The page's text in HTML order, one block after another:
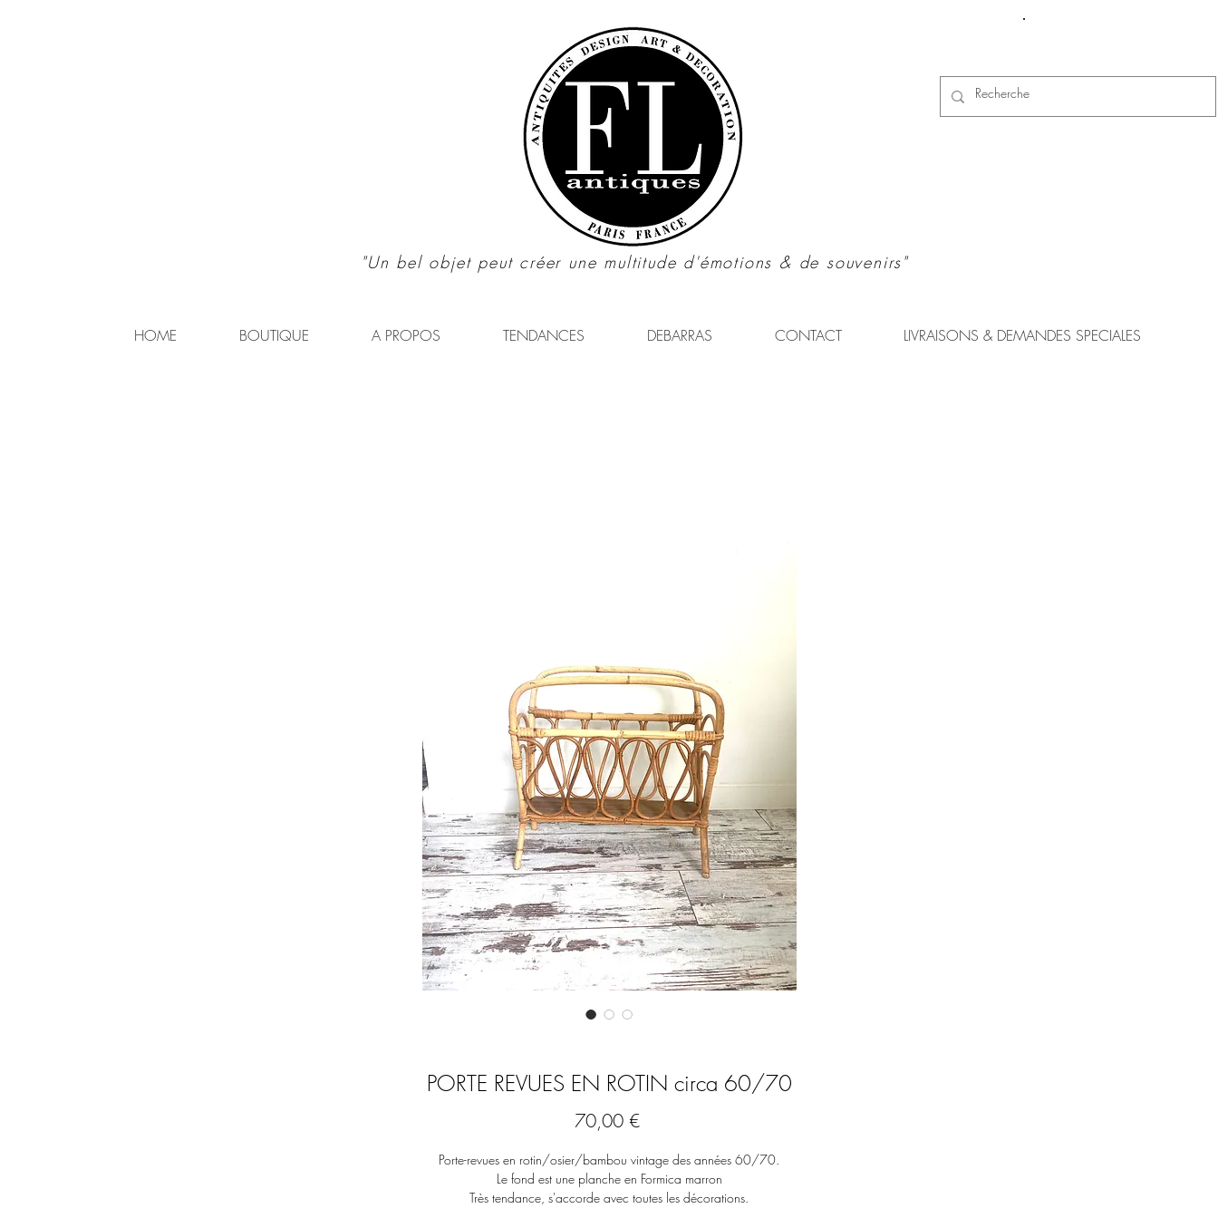
"Un bel objet peut créer une multitude d'émotions & de souvenirs"
HOME BOUTIQUE A PROPOS TENDANCES DEBARRAS CONTACT LIVRAISONS & DEMANDES SPECIALES
PORTE REVUES EN ROTIN circa 60/70
70,00 €Prix
Porte-revues en rotin/osier/bambou vintage des années 60/70.
Le fond est une planche en Formica marron
Très tendance, s'accorde avec toutes les décorations.